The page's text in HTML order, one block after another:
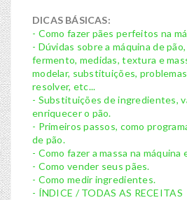
DICAS BÁSICAS:
- Como fazer pães perfeitos na
- Dúvidas sobre a máquina de
fermento, medidas, textura e
modelar, substituições,
resolver, etc...
- Substituições de ingredientes,
enriquecer o pão.
- Primeiros passos, como
de pão.
- Como fazer a massa na máquina
- Como vender seus pães.
- Como medir ingredientes.
- ÍNDICE / TODAS AS RECEITAS